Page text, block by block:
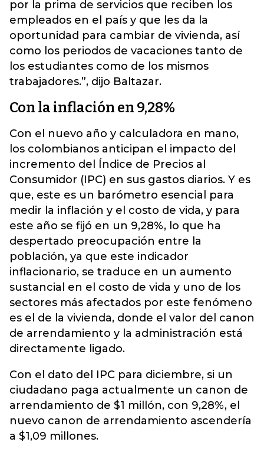
por la prima de servicios que reciben los
empleados en el país y que les da la
oportunidad para cambiar de vivienda, así
como los periodos de vacaciones tanto de
los estudiantes como de los mismos
trabajadores.”, dijo Baltazar.
Con la inflación en 9,28%
Con el nuevo año y calculadora en mano,
los colombianos anticipan el impacto del
incremento del Índice de Precios al
Consumidor (IPC) en sus gastos diarios. Y es
que, este es un barómetro esencial para
medir la inflación y el costo de vida, y para
este año se fijó en un 9,28%, lo que ha
despertado preocupación entre la
población, ya que este indicador
inflacionario, se traduce en un aumento
sustancial en el costo de vida y uno de los
sectores más afectados por este fenómeno
es el de la vivienda, donde el valor del canon
de arrendamiento y la administración está
directamente ligado.
Con el dato del IPC para diciembre, si un
ciudadano paga actualmente un canon de
arrendamiento de $1 millón, con 9,28%, el
nuevo canon de arrendamiento ascendería
a $1,09 millones.